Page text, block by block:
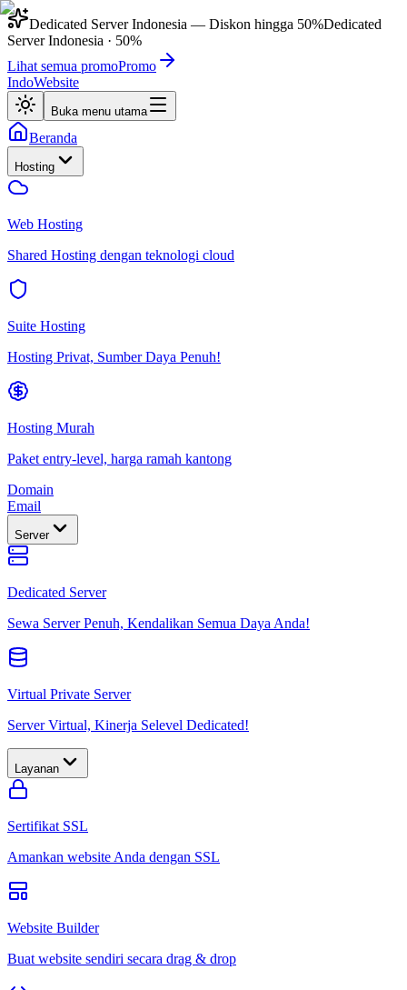
Dedicated Server Indonesia — Diskon hingga 50%Dedicated
Server Indonesia · 50%
Lihat semua promoPromo
IndoWebsite
Buka menu utama
Beranda
Hosting
Web Hosting
Shared Hosting dengan teknologi cloud
Suite Hosting
Hosting Privat, Sumber Daya Penuh!
Hosting Murah
Paket entry-level, harga ramah kantong
Domain
Email
Server
Dedicated Server
Sewa Server Penuh, Kendalikan Semua Daya Anda!
Virtual Private Server
Server Virtual, Kinerja Selevel Dedicated!
Layanan
Sertifikat SSL
Amankan website Anda dengan SSL
Website Builder
Buat website sendiri secara drag & drop